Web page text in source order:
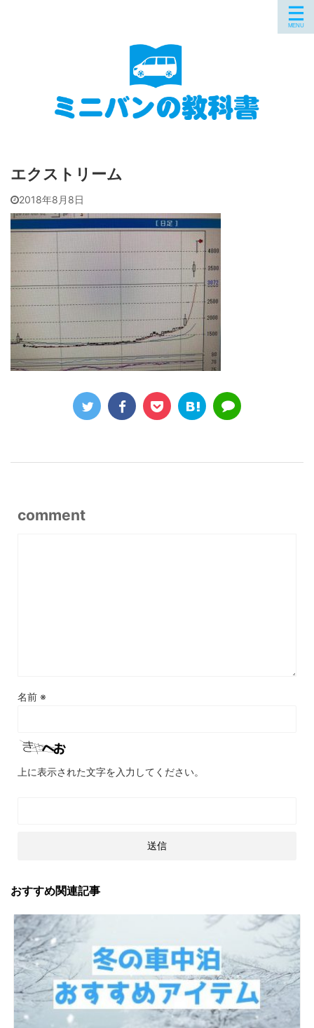
エクストリーム
2018年8月8日
comment
名前 ※
上に表示された文字を入力してください。
おすすめ関連記事